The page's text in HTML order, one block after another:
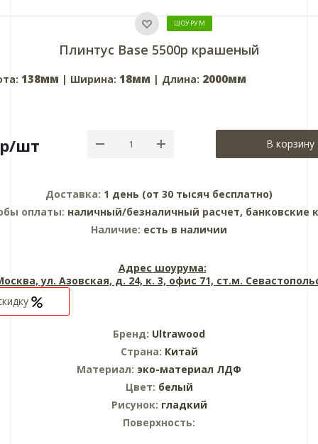
ШОУРУМ
Плинтус Base 5500p крашеный
138мм | Ширина: 18мм | Длина: 2000мм
/шт В корзину
Доставка: 1 день (от 30 тысяч бесплатно)
оплаты: наличный/безналичный расчет, банковские
Наличие: есть в наличии
Адрес шоурума:
ул. Азовская, д. 24, к. 3, офис 71, ст.м.
Бренд: Ultrawood
Страна: Китай
Материал: эко-материал ЛДФ
Цвет: белый
Рисунок: гладкий
Поверхность: